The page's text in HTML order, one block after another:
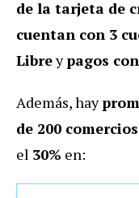
de la tarjeta de
cuentan con 3
Libreypagos
Además, hay
de 200 comercios
el 30% en: